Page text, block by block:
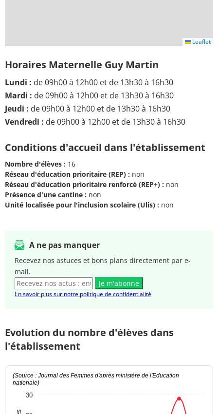
Leaflet
Horaires Maternelle Guy Martin
Lundi : de 09h00 à 12h00 et de 13h30 à 16h30
Mardi : de 09h00 à 12h00 et de 13h30 à 16h30
Jeudi : de 09h00 à 12h00 et de 13h30 à 16h30
Vendredi : de 09h00 à 12h00 et de 13h30 à 16h30
Conditions d'accueil dans l'établissement
Nombre d'élèves : 16
Réseau d'éducation prioritaire (REP) : non
Réseau d'éducation prioritaire renforcé (REP+) : non
Présence d'une cantine : non
Unité localisée pour l'inclusion scolaire (Ulis) : non
A ne pas manquer
Recevez nos astuces et bons plans directement par e-
mail.
Je m'abonne
En savoir plus sur notre politique de confidentialité
Evolution du nombre d'élèves dans
l'établissement
(Source : Journal des Femmes d'après ministère de l'Education
nationale)
30